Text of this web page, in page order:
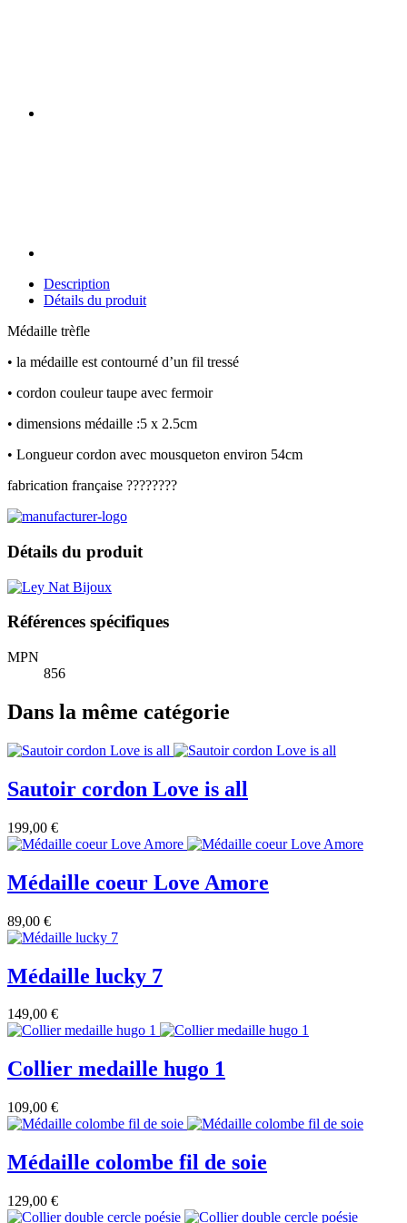
Description
Détails du produit
Médaille trèfle
• la médaille est contourné d’un fil tressé
• cordon couleur taupe avec fermoir
• dimensions médaille :5 x 2.5cm
• Longueur cordon avec mousqueton environ 54cm
fabrication française ????????
Détails du produit
Références spécifiques
MPN
856
Dans la même catégorie
Sautoir cordon Love is all
199,00 €
Médaille coeur Love Amore
89,00 €
Médaille lucky 7
149,00 €
Collier medaille hugo 1
109,00 €
Médaille colombe fil de soie
129,00 €